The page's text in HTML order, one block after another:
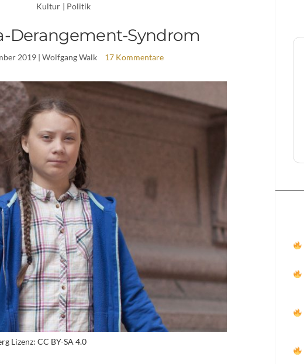
Kultur | Politik
Derangement-Syndrom
2019| Wolfgang Walk 17 Kommentare
Lizenz: CC BY-SA 4.0